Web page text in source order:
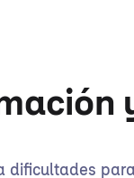
dificultades